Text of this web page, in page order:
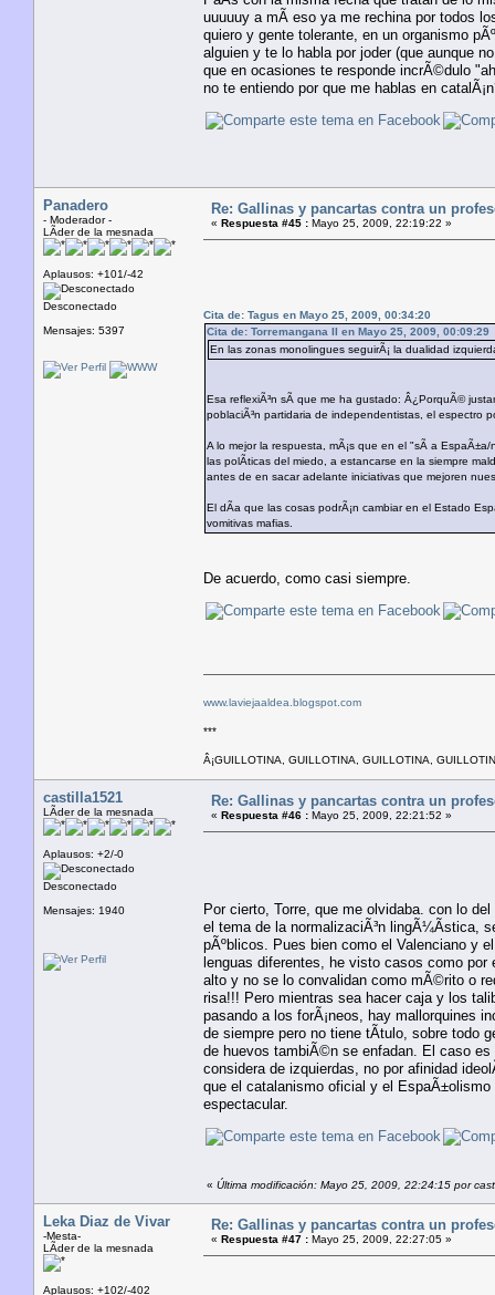
uuuuuy a mÃ­ eso ya me rechina por todos
quiero y gente tolerante, en un organismo
alguien y te lo habla por joder (que aunque
que en ocasiones te responde incrÃ©dulo
no te entiendo por que me hablas en
Panadero
- Moderador -
LÃ­der de la mesnada
Aplausos: +101/-42
Desconectado
Mensajes: 5397
Re: Gallinas y pancartas contra un
« Respuesta #45 : Mayo 25, 2009, 22:19:22 »
Cita de: Tagus en Mayo 25, 2009, 00:34:20
Cita de: Torremangana II en Mayo 25, 2009, 00:09:29
En las zonas monolingues seguirÃ¡ la dualidad
Esa reflexiÃ³n sÃ­ que me ha gustado: Â¿PorquÃ©
poblaciÃ³n partidaria de independentistas, el espectro
A lo mejor la respuesta, mÃ¡s que en el "sÃ­ a
las polÃ­ticas del miedo, a estancarse en la siempre
antes de en sacar adelante iniciativas que mejoren
El dÃ­a que las cosas podrÃ¡n cambiar en el Estado
vomitivas mafias.
De acuerdo, como casi siempre.
www.laviejaaldea.blogspot.com
***
Â¡GUILLOTINA, GUILLOTINA, GUILLOTINA,
castilla1521
LÃ­der de la mesnada
Aplausos: +2/-0
Desconectado
Mensajes: 1940
Re: Gallinas y pancartas contra un
« Respuesta #46 : Mayo 25, 2009, 22:21:52 »
Por cierto, Torre, que me olvidaba. con lo
el tema de la normalizaciÃ³n lingÃ¼Ã­stica,
pÃºblicos. Pues bien como el Valenciano y
lenguas diferentes, he visto casos como por
alto y no se lo convalidan como mÃ©rito o
risa!!! Pero mientras sea hacer caja y los
pasando a los forÃ¡neos, hay mallorquines
de siempre pero no tiene tÃ­tulo, sobre todo
de huevos tambiÃ©n se enfadan. El caso
considera de izquierdas, no por afinidad
que el catalanismo oficial y el
espectacular.
« Última modificación: Mayo 25, 2009, 22:24:15 por
Leka Diaz de Vivar
-Mesta-
LÃ­der de la mesnada
Aplausos: +102/-402
Re: Gallinas y pancartas contra un
« Respuesta #47 : Mayo 25, 2009, 22:27:05 »